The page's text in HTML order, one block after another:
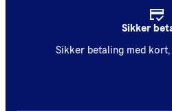
Sikker
Sikker betaling med